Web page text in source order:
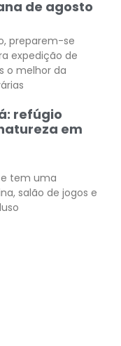
de agosto
preparem-se
expedição de
o melhor da
refúgio
em
tem uma
salão de jogos e